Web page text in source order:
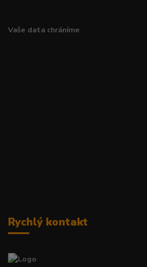
Vaše data chráníme
Rychlý kontakt